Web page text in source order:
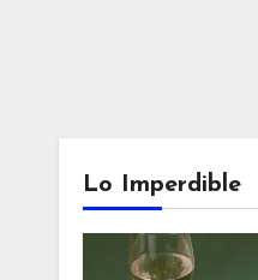
Lo Imperdible